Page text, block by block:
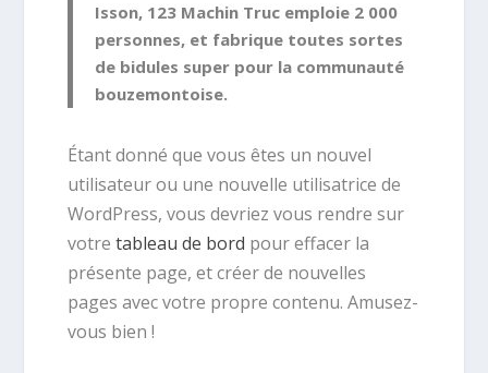
Isson, 123 Machin Truc emploie 2 000
personnes, et fabrique toutes sortes
de bidules super pour la communauté
bouzemontoise.
Étant donné que vous êtes un nouvel
utilisateur ou une nouvelle utilisatrice de
WordPress, vous devriez vous rendre sur
votretableau de bord pour effacer la
présente page, et créer de nouvelles
pages avec votre propre contenu. Amusez-
vous bien !